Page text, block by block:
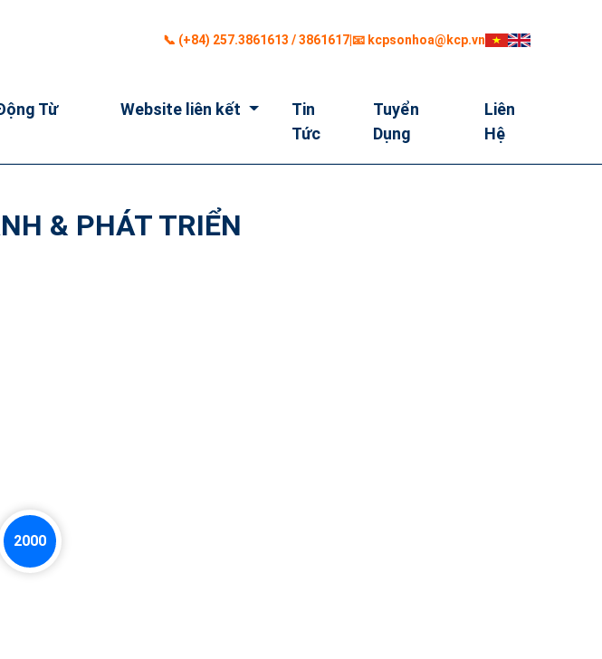
📞 (+84) 257.3861613 / 3861617|📧 kcpsonhoa@kcp.vn
Từ
Website liên kết
Tin
Tức
Tuyển
Dụng
Liên
Hệ
& PHÁT TRIỂN
2000